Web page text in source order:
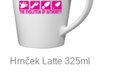
Hrnček Latte 325ml